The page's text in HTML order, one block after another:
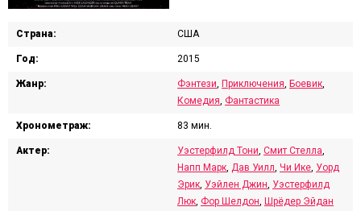
Страна: США
Год: 2015
Жанр: Фэнтези, Приключения, Боевик,
Комедия, Фантастика
Хронометраж: 83 мин.
Актер: Уэстерфилд Тони, Смит Стелла,
Напп Марк, Дав Уилл, Чи Ике, Уорд
Эрик, Уэйлен Джин, Уэстерфилд
Люк, Фор Шелдон, Шрёдер Эйдан